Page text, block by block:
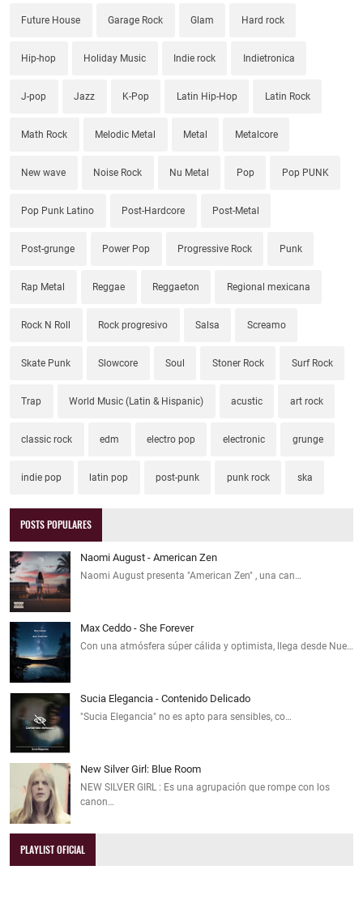
Future House Garage Rock Glam Hard rock
Hip-hop Holiday Music Indie rock Indietronica
J-pop Jazz K-Pop Latin Hip-Hop Latin Rock
Math Rock Melodic Metal Metal Metalcore
New wave Noise Rock Nu Metal Pop Pop PUNK
Pop Punk Latino Post-Hardcore Post-Metal
Post-grunge Power Pop Progressive Rock Punk
Rap Metal Reggae Reggaeton Regional mexicana
Rock N Roll Rock progresivo Salsa Screamo
Skate Punk Slowcore Soul Stoner Rock Surf Rock
Trap World Music (Latin & Hispanic) acustic art rock
classic rock edm electro pop electronic grunge
indie pop latin pop post-punk punk rock ska
POSTS POPULARES
Naomi August - American Zen
Naomi August presenta "American Zen" , una can…
Max Ceddo - She Forever
Con una atmósfera súper cálida y optimista, llega desde Nue…
Sucia Elegancia - Contenido Delicado
"Sucia Elegancia" no es apto para sensibles, co…
New Silver Girl: Blue Room
NEW SILVER GIRL : Es una agrupación que rompe con los
canon…
PLAYLIST OFICIAL